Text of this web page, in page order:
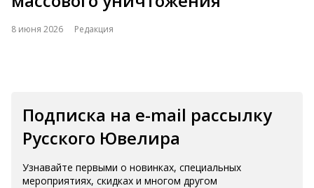
8 июня 2026 Редакция
Подписка на e-mail рассылку
Русского Ювелира
Узнавайте первыми о новинках, специальных
мероприятиях, скидках и многом другом